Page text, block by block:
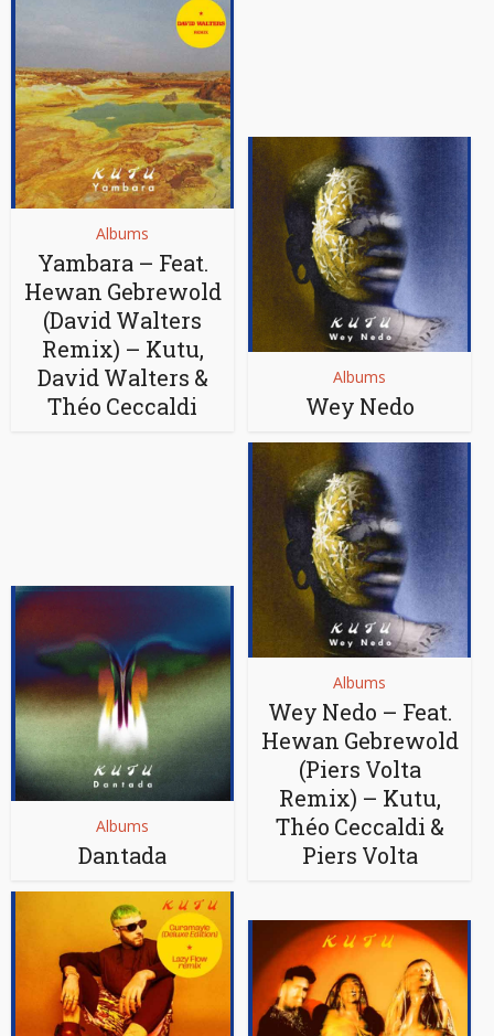
Albums
Yambara – Feat.
Hewan Gebrewold
(David Walters
Remix) – Kutu,
David Walters &
Théo Ceccaldi
Albums
Wey Nedo
Albums
Dantada
Albums
Wey Nedo – Feat.
Hewan Gebrewold
(Piers Volta
Remix) – Kutu,
Théo Ceccaldi &
Piers Volta